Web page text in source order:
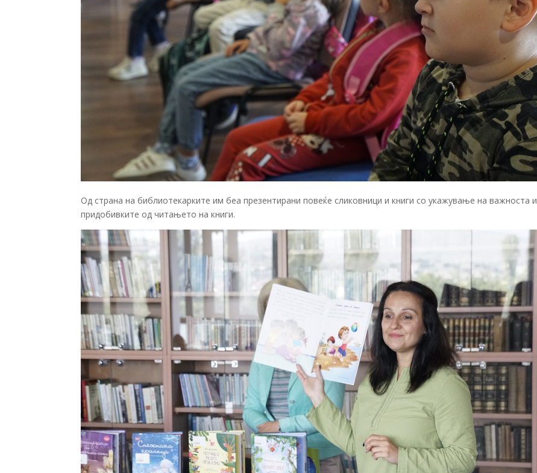
Од страна на библиотекарките им беа презентирани повеќе сликовници и книги со укажување на важноста и
придобивките од читањето на книги.